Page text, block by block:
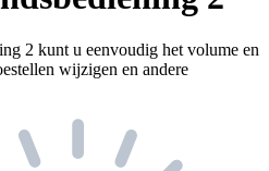
2 kunt u eenvoudig het volume en
wijzigen en andere